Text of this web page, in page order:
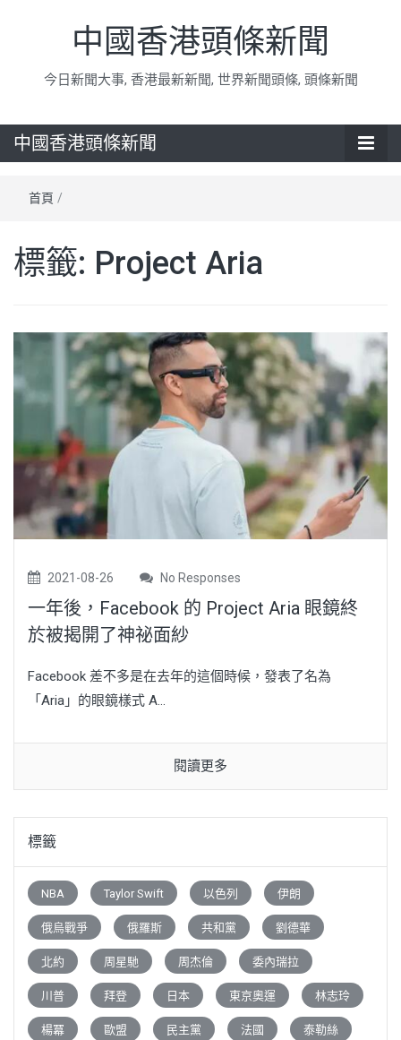
中國香港頭條新聞
今日新聞大事, 香港最新新聞, 世界新聞頭條, 頭條新聞
中國香港頭條新聞
首頁 /
標籤: Project Aria
2021-08-26 No Responses
一年後，Facebook 的 Project Aria 眼鏡終
於被揭開了神祕面紗
Facebook 差不多是在去年的這個時候，發表了名為
「Aria」的眼鏡樣式 A...
閱讀更多
標籤
NBA Taylor Swift 以色列 伊朗
俄烏戰爭 俄羅斯 共和黨 劉德華
北約 周星馳 周杰倫 委內瑞拉
川普 拜登 日本 東京奧運 林志玲
楊冪 歐盟 民主黨 法國 泰勒絲